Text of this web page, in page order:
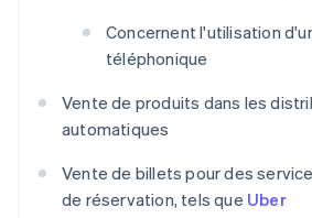
Concernent l'utilisation
téléphonique
Vente de produits dans les
automatiques
Vente de billets pour des
de réservation, tels que Uber